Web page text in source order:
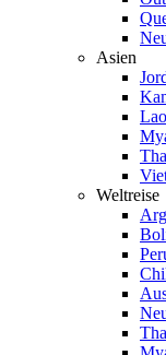
Asien
Weltreise